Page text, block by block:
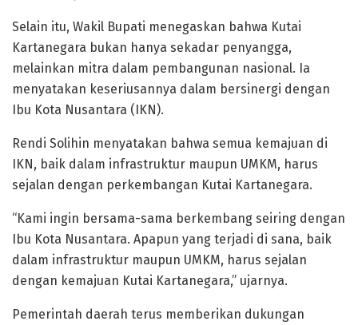
Selain itu, Wakil Bupati menegaskan bahwa Kutai
Kartanegara bukan hanya sekadar penyangga,
melainkan mitra dalam pembangunan nasional. Ia
menyatakan keseriusannya dalam bersinergi dengan
Ibu Kota Nusantara (IKN).
Rendi Solihin menyatakan bahwa semua kemajuan di
IKN, baik dalam infrastruktur maupun UMKM, harus
sejalan dengan perkembangan Kutai Kartanegara.
“Kami ingin bersama-sama berkembang seiring dengan
Ibu Kota Nusantara. Apapun yang terjadi di sana, baik
dalam infrastruktur maupun UMKM, harus sejalan
dengan kemajuan Kutai Kartanegara,” ujarnya.
Pemerintah daerah terus memberikan dukungan